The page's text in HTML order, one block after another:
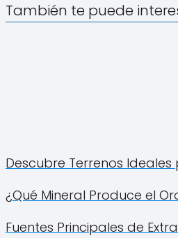
También te puede
Descubre Terrenos
¿Qué Mineral Produce el
Fuentes Principales de